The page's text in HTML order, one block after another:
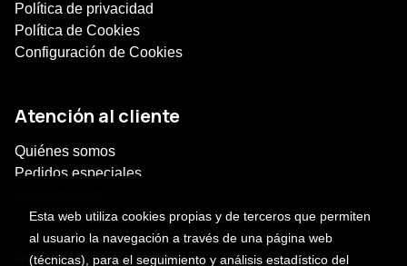
Política de privacidad
Política de Cookies
Configuración de Cookies
Atención al cliente
Quiénes somos
Pedidos especiales
Puede interesarte
Esta web utiliza cookies propias y de terceros que permiten
al usuario la navegación a través de una página web
(técnicas), para el seguimiento y análisis estadístico del